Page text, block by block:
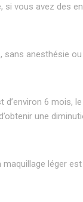
vous avez des
anesthésie
d’environ 6 mois,
une
léger